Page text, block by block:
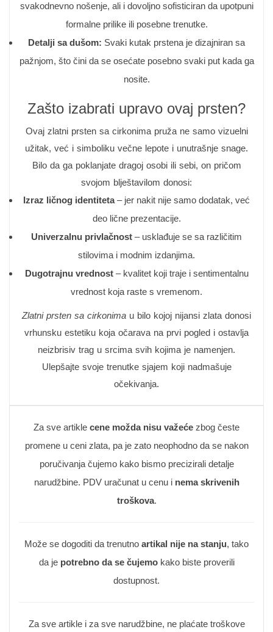
svakodnevno nošenje, ali i dovoljno sofisticiran da upotpuni
formalne prilike ili posebne trenutke.
Detalji sa dušom: Svaki kutak prstena je dizajniran sa
pažnjom, što čini da se osećate posebno svaki put kada ga
nosite.
Zašto izabrati upravo ovaj prsten?
Ovaj zlatni prsten sa cirkonima pruža ne samo vizuelni
užitak, već i simboliku večne lepote i unutrašnje snage.
Bilo da ga poklanjate dragoj osobi ili sebi, on pričom
svojom blještavilom donosi:
Izraz ličnog identiteta– jer nakit nije samo dodatak, već
deo lične prezentacije.
Univerzalnu privlačnost – usklađuje se sa različitim
stilovima i modnim izdanjima.
Dugotrajnu vrednost– kvalitet koji traje i sentimentalnu
vrednost koja raste s vremenom.
Zlatni prsten sa cirkonima u bilo kojoj nijansi zlata donosi
vrhunsku estetiku koja očarava na prvi pogled i ostavlja
neizbrisiv trag u srcima svih kojima je namenjen.
Ulepšajte svoje trenutke sjajem koji nadmašuje
očekivanja.
Za sve artikle cene možda nisu važeće zbog česte
promene u ceni zlata, pa je zato neophodno da se nakon
poručivanja čujemo kako bismo precizirali detalje
narudžbine. PDV uračunat u cenu i nema skrivenih
troškova.
Može se dogoditi da trenutno artikal nije na stanju, tako
da je potrebno da se čujemokako biste proverili
dostupnost.
Za sve artikle i za sve narudžbine, ne plaćate troškove